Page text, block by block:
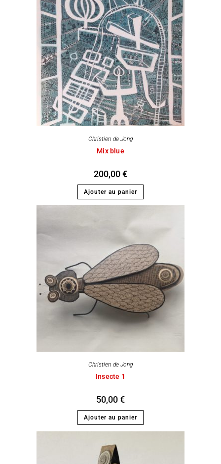
Christien de Jong
Mix blue
200,00€
Ajouter au panier
Christien de Jong
Insecte 1
50,00€
Ajouter au panier